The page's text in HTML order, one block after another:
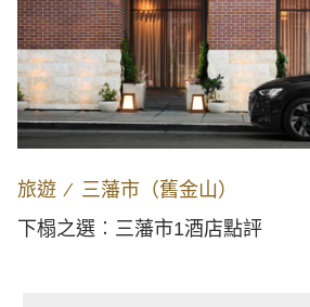
旅遊 ∕ 三藩市（舊金山）
下榻之選︰三藩市1酒店點評